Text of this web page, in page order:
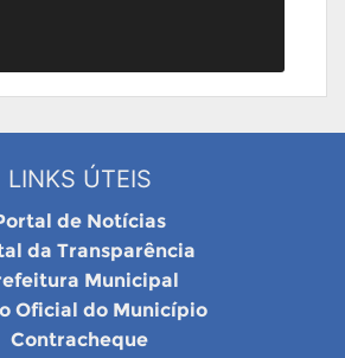
LINKS ÚTEIS
de Notícias
da Transparência
Municipal
Oficial do Município
Contracheque